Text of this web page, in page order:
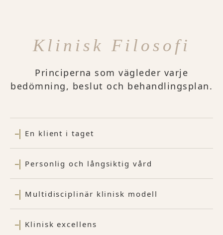
Klinisk Filosofi
Principerna som vägleder varje
bedömning, beslut och behandlingsplan.
En klient i taget
Personlig och långsiktig vård
Multidisciplinär klinisk modell
Klinisk excellens